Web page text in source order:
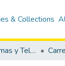
& Collections
Facultad de Sistemas y Telecomunicaciones